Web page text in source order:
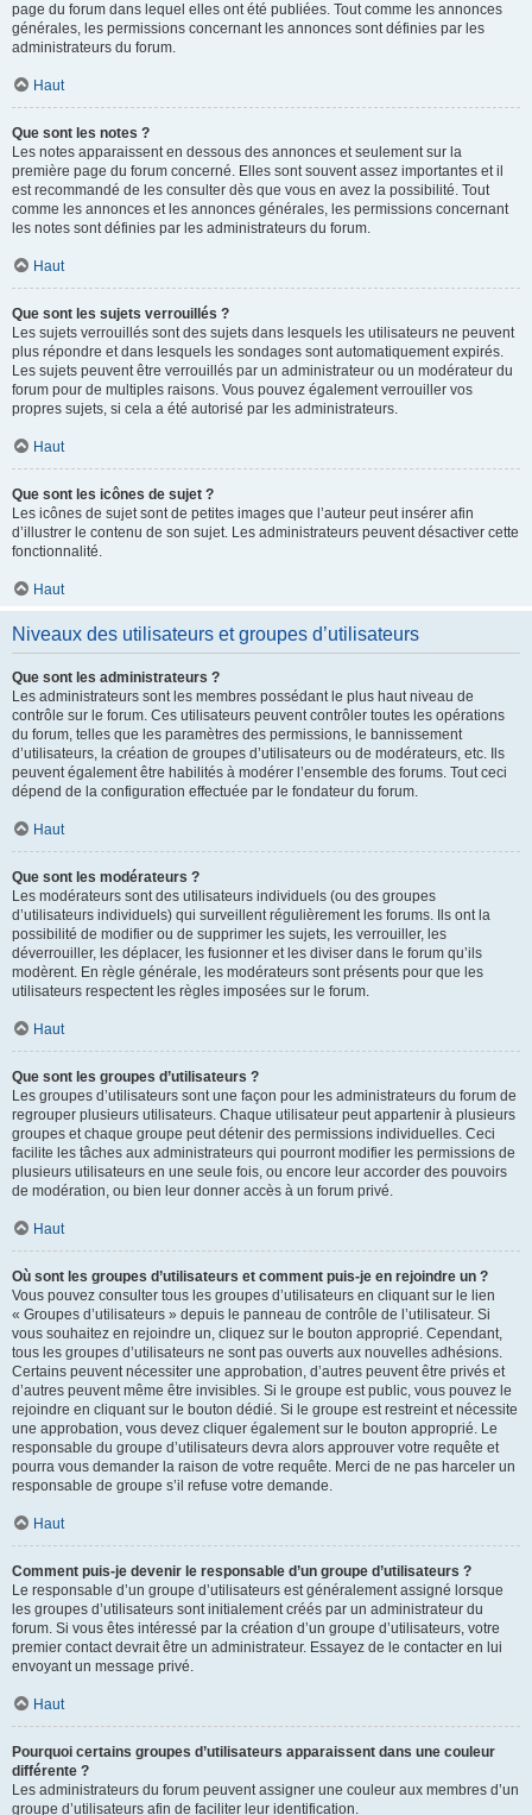
page du forum dans lequel elles ont été publiées. Tout comme les annonces
générales, les permissions concernant les annonces sont définies par les
administrateurs du forum.
Haut
Que sont les notes ?
Les notes apparaissent en dessous des annonces et seulement sur la
première page du forum concerné. Elles sont souvent assez importantes et il
est recommandé de les consulter dès que vous en avez la possibilité. Tout
comme les annonces et les annonces générales, les permissions concernant
les notes sont définies par les administrateurs du forum.
Haut
Que sont les sujets verrouillés ?
Les sujets verrouillés sont des sujets dans lesquels les utilisateurs ne peuvent
plus répondre et dans lesquels les sondages sont automatiquement expirés.
Les sujets peuvent être verrouillés par un administrateur ou un modérateur du
forum pour de multiples raisons. Vous pouvez également verrouiller vos
propres sujets, si cela a été autorisé par les administrateurs.
Haut
Que sont les icônes de sujet ?
Les icônes de sujet sont de petites images que l’auteur peut insérer afin
d’illustrer le contenu de son sujet. Les administrateurs peuvent désactiver cette
fonctionnalité.
Haut
Niveaux des utilisateurs et groupes d’utilisateurs
Que sont les administrateurs ?
Les administrateurs sont les membres possédant le plus haut niveau de
contrôle sur le forum. Ces utilisateurs peuvent contrôler toutes les opérations
du forum, telles que les paramètres des permissions, le bannissement
d’utilisateurs, la création de groupes d’utilisateurs ou de modérateurs, etc. Ils
peuvent également être habilités à modérer l’ensemble des forums. Tout ceci
dépend de la configuration effectuée par le fondateur du forum.
Haut
Que sont les modérateurs ?
Les modérateurs sont des utilisateurs individuels (ou des groupes
d’utilisateurs individuels) qui surveillent régulièrement les forums. Ils ont la
possibilité de modifier ou de supprimer les sujets, les verrouiller, les
déverrouiller, les déplacer, les fusionner et les diviser dans le forum qu’ils
modèrent. En règle générale, les modérateurs sont présents pour que les
utilisateurs respectent les règles imposées sur le forum.
Haut
Que sont les groupes d’utilisateurs ?
Les groupes d’utilisateurs sont une façon pour les administrateurs du forum de
regrouper plusieurs utilisateurs. Chaque utilisateur peut appartenir à plusieurs
groupes et chaque groupe peut détenir des permissions individuelles. Ceci
facilite les tâches aux administrateurs qui pourront modifier les permissions de
plusieurs utilisateurs en une seule fois, ou encore leur accorder des pouvoirs
de modération, ou bien leur donner accès à un forum privé.
Haut
Où sont les groupes d’utilisateurs et comment puis-je en rejoindre un ?
Vous pouvez consulter tous les groupes d’utilisateurs en cliquant sur le lien
« Groupes d’utilisateurs » depuis le panneau de contrôle de l’utilisateur. Si
vous souhaitez en rejoindre un, cliquez sur le bouton approprié. Cependant,
tous les groupes d’utilisateurs ne sont pas ouverts aux nouvelles adhésions.
Certains peuvent nécessiter une approbation, d’autres peuvent être privés et
d’autres peuvent même être invisibles. Si le groupe est public, vous pouvez le
rejoindre en cliquant sur le bouton dédié. Si le groupe est restreint et nécessite
une approbation, vous devez cliquer également sur le bouton approprié. Le
responsable du groupe d’utilisateurs devra alors approuver votre requête et
pourra vous demander la raison de votre requête. Merci de ne pas harceler un
responsable de groupe s’il refuse votre demande.
Haut
Comment puis-je devenir le responsable d’un groupe d’utilisateurs ?
Le responsable d’un groupe d’utilisateurs est généralement assigné lorsque
les groupes d’utilisateurs sont initialement créés par un administrateur du
forum. Si vous êtes intéressé par la création d’un groupe d’utilisateurs, votre
premier contact devrait être un administrateur. Essayez de le contacter en lui
envoyant un message privé.
Haut
Pourquoi certains groupes d’utilisateurs apparaissent dans une couleur
différente ?
Les administrateurs du forum peuvent assigner une couleur aux membres d’un
groupe d’utilisateurs afin de faciliter leur identification.